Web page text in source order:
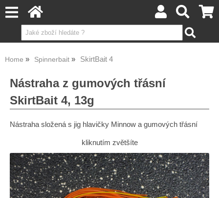
Home Spinnerbait SkirtBait 4
Nástraha z gumových třásní
SkirtBait 4, 13g
Nástraha složená s jig hlavičky Minnow a gumových třásní
kliknutím zvětšíte